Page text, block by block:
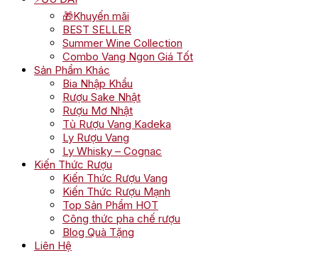
🎁Khuyến mãi
BEST SELLER
Summer Wine Collection
Combo Vang Ngon Giá Tốt
Sản Phẩm Khác
Bia Nhập Khẩu
Rượu Sake Nhật
Rượu Mơ Nhật
Tủ Rượu Vang Kadeka
Ly Rượu Vang
Ly Whisky – Cognac
Kiến Thức Rượu
Kiến Thức Rượu Vang
Kiến Thức Rượu Mạnh
Top Sản Phẩm HOT
Công thức pha chế rượu
Blog Quà Tặng
Liên Hệ